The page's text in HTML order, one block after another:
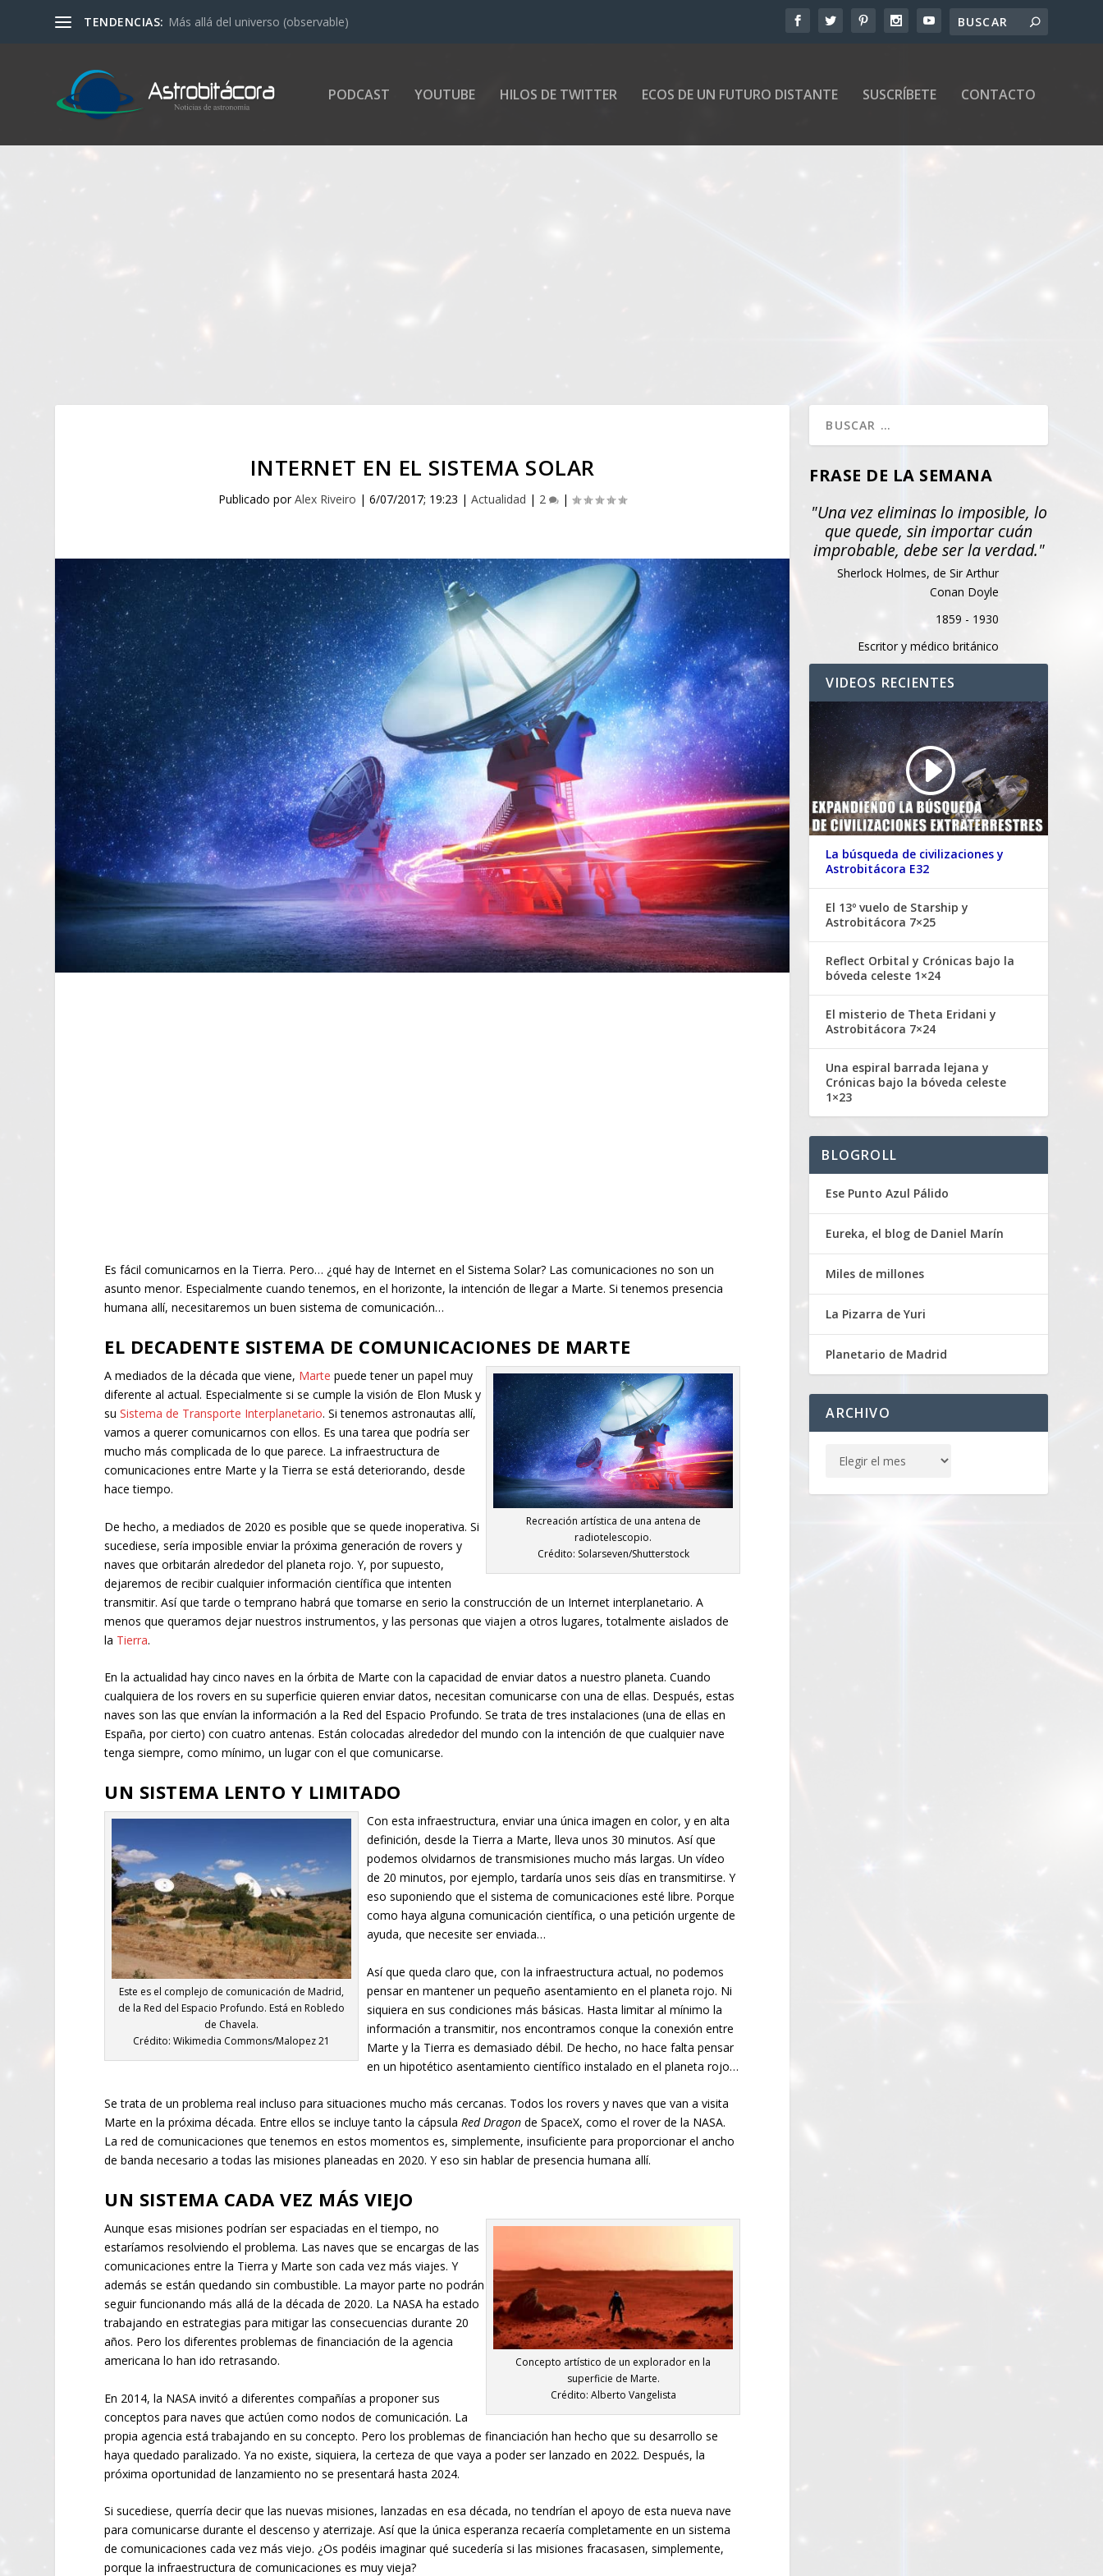
TENDENCIAS: Más allá del universo (observable)
PODCAST YOUTUBE HILOS DE TWITTER ECOS DE UN FUTURO DISTANTE SUSCRÍBETE CONTACTO
INTERNET EN EL SISTEMA SOLAR
Publicado porAlex Riveiro |6/07/2017; 19:23 |Actualidad | 2 |
Es fácil comunicarnos en la Tierra. Pero… ¿qué hay de Internet en el Sistema Solar? Las comunicaciones no son un
asunto menor. Especialmente cuando tenemos, en el horizonte, la intención de llegar a Marte. Si tenemos presencia
humana allí, necesitaremos un buen sistema de comunicación…
EL DECADENTE SISTEMA DE COMUNICACIONES DE MARTE
Recreación artística de una antena de
radiotelescopio.
Crédito: Solarseven/Shutterstock
A mediados de la década que viene, Marte puede tener un papel muy
diferente al actual. Especialmente si se cumple la visión de Elon Musk y
suSistema de Transporte Interplanetario. Si tenemos astronautas allí,
vamos a querer comunicarnos con ellos. Es una tarea que podría ser
mucho más complicada de lo que parece. La infraestructura de
comunicaciones entre Marte y la Tierra se está deteriorando, desde
hace tiempo.
De hecho, a mediados de 2020 es posible que se quede inoperativa. Si
sucediese, sería imposible enviar la próxima generación de rovers y
naves que orbitarán alrededor del planeta rojo. Y, por supuesto,
dejaremos de recibir cualquier información científica que intenten
transmitir. Así que tarde o temprano habrá que tomarse en serio la construcción de un Internet interplanetario. A
menos que queramos dejar nuestros instrumentos, y las personas que viajen a otros lugares, totalmente aislados de
la Tierra.
En la actualidad hay cinco naves en la órbita de Marte con la capacidad de enviar datos a nuestro planeta. Cuando
cualquiera de los rovers en su superficie quieren enviar datos, necesitan comunicarse con una de ellas. Después, estas
naves son las que envían la información a la Red del Espacio Profundo. Se trata de tres instalaciones (una de ellas en
España, por cierto) con cuatro antenas. Están colocadas alrededor del mundo con la intención de que cualquier nave
tenga siempre, como mínimo, un lugar con el que comunicarse.
UN SISTEMA LENTO Y LIMITADO
Este es el complejo de comunicación de Madrid,
de la Red del Espacio Profundo. Está en Robledo
de Chavela.
Crédito: Wikimedia Commons/Malopez 21
Con esta infraestructura, enviar una única imagen en color, y en alta
definición, desde la Tierra a Marte, lleva unos 30 minutos. Así que
podemos olvidarnos de transmisiones mucho más largas. Un vídeo
de 20 minutos, por ejemplo, tardaría unos seis días en transmitirse. Y
eso suponiendo que el sistema de comunicaciones esté libre. Porque
como haya alguna comunicación científica, o una petición urgente de
ayuda, que necesite ser enviada…
Así que queda claro que, con la infraestructura actual, no podemos
pensar en mantener un pequeño asentamiento en el planeta rojo. Ni
siquiera en sus condiciones más básicas. Hasta limitar al mínimo la
información a transmitir, nos encontramos conque la conexión entre
Marte y la Tierra es demasiado débil. De hecho, no hace falta pensar
en un hipotético asentamiento científico instalado en el planeta rojo…
Se trata de un problema real incluso para situaciones mucho más cercanas. Todos los rovers y naves que van a visita
Marte en la próxima década. Entre ellos se incluye tanto la cápsulaRed Dragon de SpaceX, como el rover de la NASA.
La red de comunicaciones que tenemos en estos momentos es, simplemente, insuficiente para proporcionar el ancho
de banda necesario a todas las misiones planeadas en 2020. Y eso sin hablar de presencia humana allí.
UN SISTEMA CADA VEZ MÁS VIEJO
Concepto artístico de un explorador en la
superficie de Marte.
Crédito: Alberto Vangelista
Aunque esas misiones podrían ser espaciadas en el tiempo, no
estaríamos resolviendo el problema. Las naves que se encargas de las
comunicaciones entre la Tierra y Marte son cada vez más viajes. Y
además se están quedando sin combustible. La mayor parte no podrán
seguir funcionando más allá de la década de 2020. La NASA ha estado
trabajando en estrategias para mitigar las consecuencias durante 20
años. Pero los diferentes problemas de financiación de la agencia
americana lo han ido retrasando.
En 2014, la NASA invitó a diferentes compañías a proponer sus
conceptos para naves que actúen como nodos de comunicación. La
propia agencia está trabajando en su concepto. Pero los problemas de financiación han hecho que su desarrollo se
haya quedado paralizado. Ya no existe, siquiera, la certeza de que vaya a poder ser lanzado en 2022. Después, la
próxima oportunidad de lanzamiento no se presentará hasta 2024.
Si sucediese, querría decir que las nuevas misiones, lanzadas en esa década, no tendrían el apoyo de esta nueva nave
para comunicarse durante el descenso y aterrizaje. Así que la única esperanza recaería completamente en un sistema
de comunicaciones cada vez más viejo. ¿Os podéis imaginar qué sucedería si las misiones fracasasen, simplemente,
porque la infraestructura de comunicaciones es muy vieja?
FRASE DE LA SEMANA
"Una vez eliminas lo imposible, lo
que quede, sin importar cuán
improbable, debe ser la verdad."
Sherlock Holmes, de Sir Arthur
Conan Doyle
1859 - 1930
Escritor y médico británico
VIDEOS RECIENTES
La búsqueda de civilizaciones y
Astrobitácora E32
El 13º vuelo de Starship y
Astrobitácora 7×25
Reflect Orbital y Crónicas bajo la
bóveda celeste 1×24
El misterio de Theta Eridani y
Astrobitácora 7×24
Una espiral barrada lejana y
Crónicas bajo la bóveda celeste
1×23
BLOGROLL
Ese Punto Azul Pálido
Eureka, el blog de Daniel Marín
Miles de millones
La Pizarra de Yuri
Planetario de Madrid
ARCHIVO